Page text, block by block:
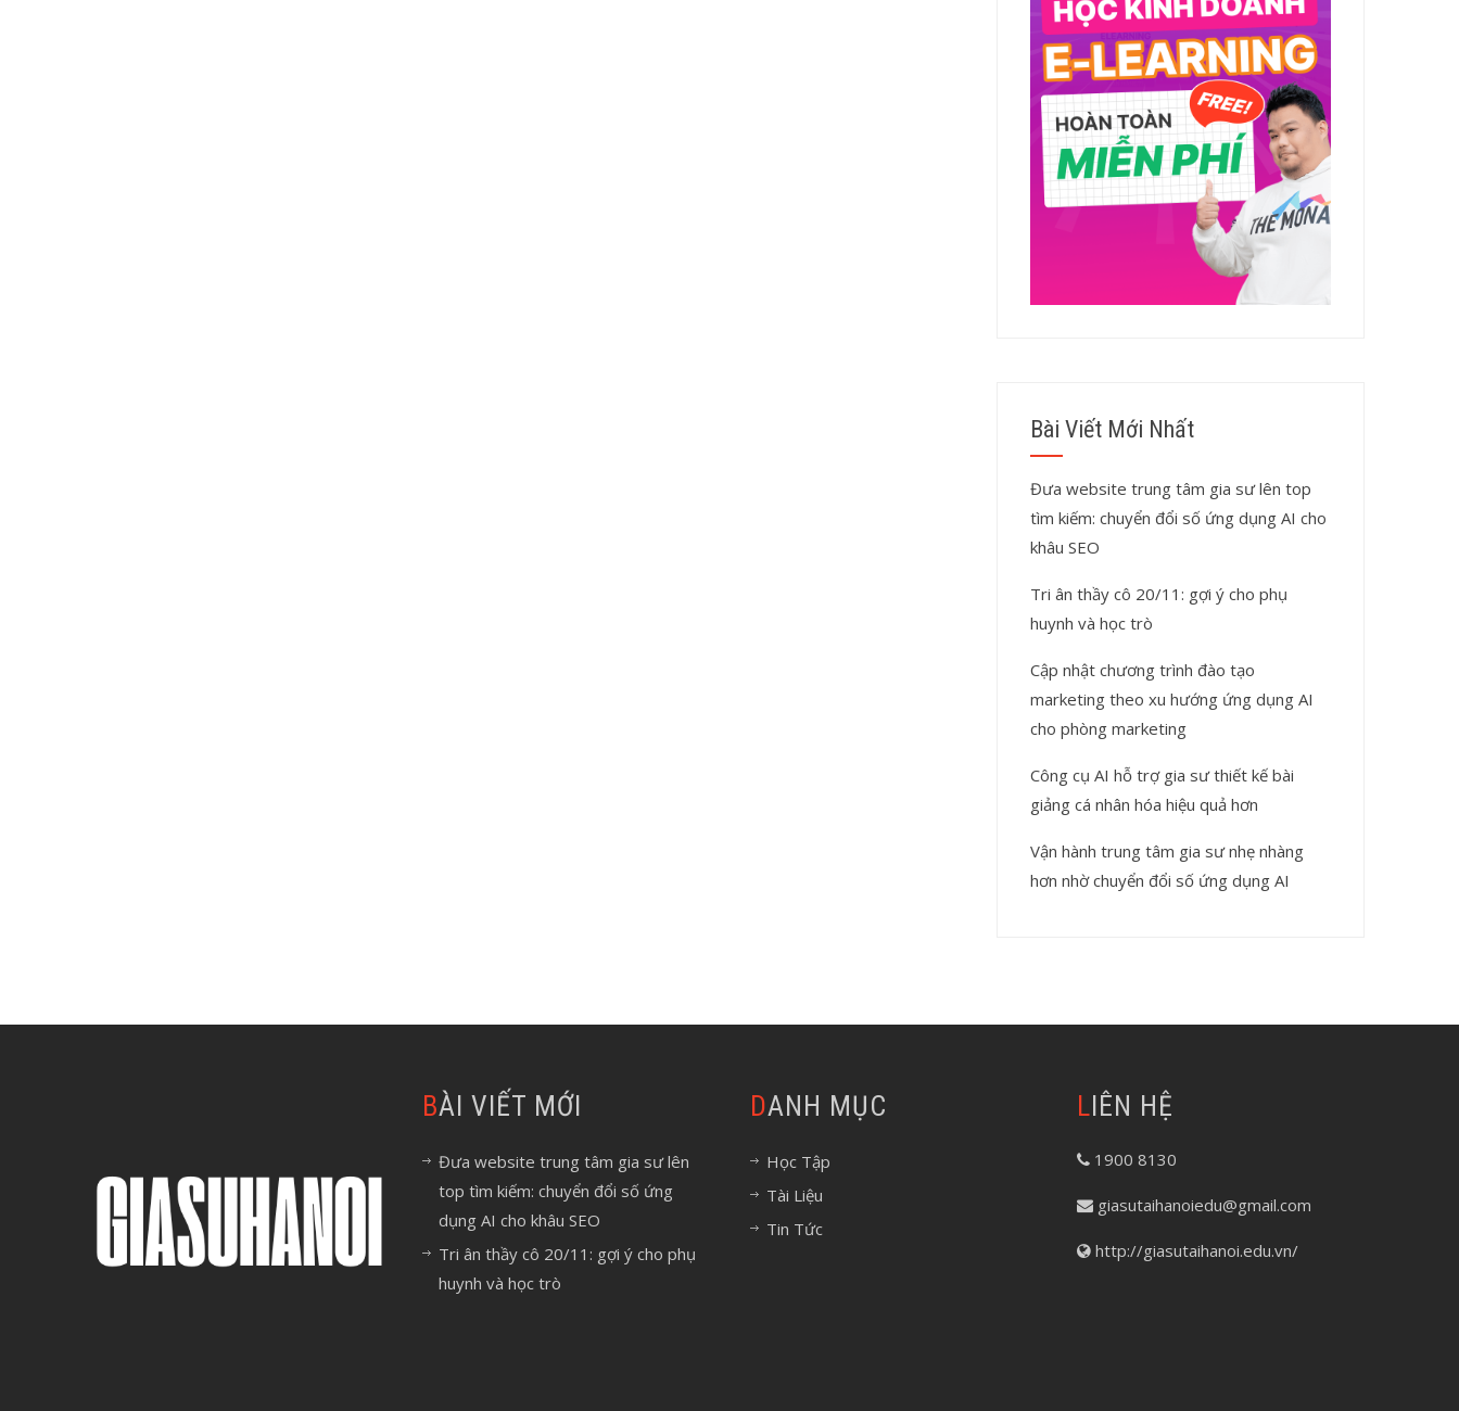
Bài Viết Mới Nhất
Đưa website trung tâm gia sư lên top
tìm kiếm: chuyển đổi số ứng dụng AI cho
khâu SEO
Tri ân thầy cô 20/11: gợi ý cho phụ
huynh và học trò
Cập nhật chương trình đào tạo
marketing theo xu hướng ứng dụng AI
cho phòng marketing
Công cụ AI hỗ trợ gia sư thiết kế bài
giảng cá nhân hóa hiệu quả hơn
Vận hành trung tâm gia sư nhẹ nhàng
hơn nhờ chuyển đổi số ứng dụng AI
BÀI VIẾT MỚI
Đưa website trung tâm gia sư lên
top tìm kiếm: chuyển đổi số ứng
dụng AI cho khâu SEO
Tri ân thầy cô 20/11: gợi ý cho phụ
huynh và học trò
DANH MỤC
Học Tập
Tài Liệu
Tin Tức
LIÊN HỆ
1900 8130
giasutaihanoiedu@gmail.com
http://giasutaihanoi.edu.vn/